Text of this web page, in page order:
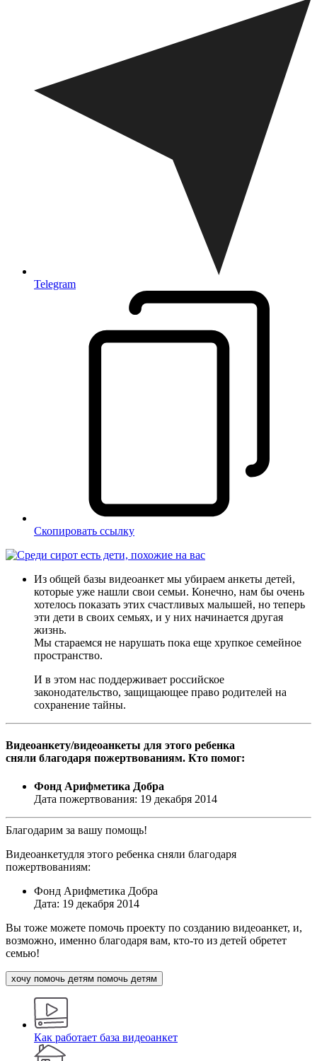
Telegram
Скопировать ссылку
Из общей базы видеоанкет мы убираем анкеты детей,
которые уже нашли свои семьи. Конечно, нам бы очень
хотелось показать этих счастливых малышей, но теперь
эти дети в своих семьях, и у них начинается другая
жизнь.
Мы стараемся не нарушать пока еще хрупкое семейное
пространство.
И в этом нас поддерживает российское
законодательство, защищающее право родителей на
сохранение тайны.
Видеоанкету/видеоанкеты для этого ребенка
сняли благодаря пожертвованиям. Кто помог:
Фонд Арифметика Добра
Дата пожертвования: 19 декабря 2014
Благодарим за вашу помощь!
Видеоанкетудля этого ребенка сняли благодаря
пожертвованиям:
Фонд Арифметика Добра
Дата: 19 декабря 2014
Вы тоже можете помочь проекту по созданию видеоанкет, и,
возможно, именно благодаря вам, кто-то из детей обретет
семью!
хочу помочь детям помочь детям
Как работает база видеоанкет